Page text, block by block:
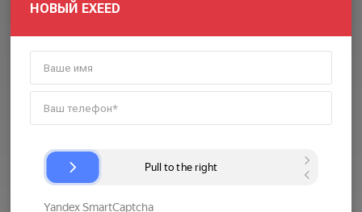
НОВЫЙ EXEED